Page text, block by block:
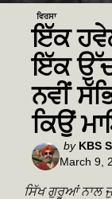
ਵਿਰਸਾ
ਇੱਕ
ਇੱਕ
ਨਵੀਂ
ਕਿਉਂ
Posted
by
by KBS
March 9,
ਸਿੱਖ ਗੁਰੂਆਂ ਨਾਲ